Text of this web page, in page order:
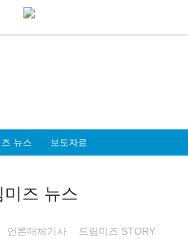
뉴스 보도자료
미즈 뉴스
언론매체기사 드림미즈 STORY